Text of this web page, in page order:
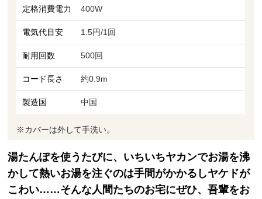
定格消費電力 400W
電気代目安 1.5円/1回
耐用回数 500回
コード長さ 約0.9m
製造国 中国
※カバーは外して手洗い。
湯たんぽを使うたびに、いちいちヤカンでお湯を沸
かして熱いお湯を注ぐのは手間がかかるしヤケドが
こわい……そんな人間たちのお宅にぜひ、吾輩をお